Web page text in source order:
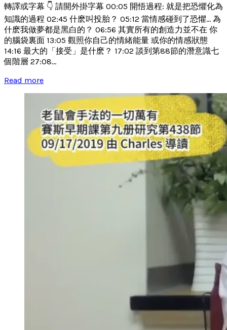
轉譯或字幕 👇 請開外掛字幕 00:05 開悟過程: 就是把恐懼化為
知識的過程 02:45 什麽叫投胎？ 05:12 當情感碰到了恐懼... 為
什麽我做夢都是黑白的？ 06:56 其實所有的創造力並不在 你
的腦袋裏面 13:05 觀照你自己的情緒能量 或你的情感狀態
14:16 最大的「接受」是什麽？ 17:02 談到第88節的潛意識七
個階層 27:08...
Read more